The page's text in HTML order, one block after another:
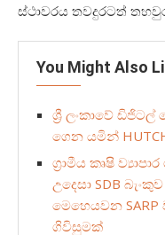
ස්ථාවරය තවදුරටත්
You Might Also
ශ්‍රී ලංකාවේ
ගෙන යමින්
ග්‍රාමීය කෘෂි
උදෙසා SDB
මෙහෙයවන SARP
ගිවිසුමක්